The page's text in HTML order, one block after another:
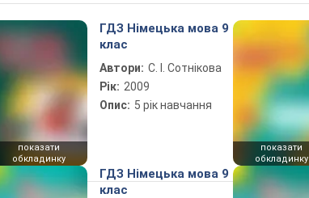
показати
обкладинку
ГДЗ Німецька мова 9
клас
Автори: С. І. Сотнікова
Рік: 2009
Опис: 5 рік навчання
показати
обкладинку
ГДЗ Німецька мова 9
клас